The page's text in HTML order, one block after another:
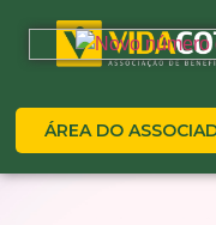
ÁREA DO